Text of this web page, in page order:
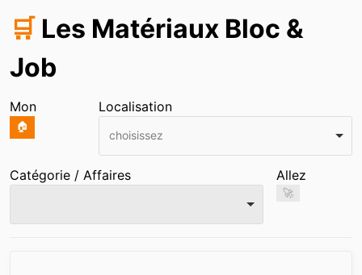
🛒 Les Matériaux Bloc &
Job
Mon
🏠
Localisation
choisissez
Catégorie / Affaires Allez
🚀